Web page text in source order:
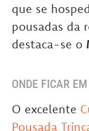
que se
pousadas da
destaca-se o
ONDE FICAR
O excelente
Pousada